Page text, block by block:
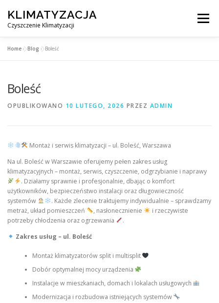
treści
KLIMATYZACJA
Czyszczenie Klimatyzacji
Menu
OBSŁUGIWANE MIASTA POD WARSZAWĄ
Home »Blog »Boleść
Boleść
OPUBLIKOWANO 10 LUTEGO, 2026 PRZEZ ADMIN
Montaż i serwis klimatyzacji – ul. Boleść, Warszawa
Na ul. Boleść w Warszawie oferujemy pełen zakres usług
klimatyzacyjnych – montaż, serwis, czyszczenie, odgrzybianie i naprawy
. Działamy sprawnie i profesjonalnie, dbając o komfort
użytkowników, bezpieczeństwo instalacji oraz długowieczność
systemów
. Każde zlecenie traktujemy indywidualnie – sprawdzamy
metraż, układ pomieszczeń
, nasłonecznienie
i rzeczywiste
potrzeby chłodzenia oraz ogrzewania
.
Zakres usług – ul. Boleść
Montaż klimatyzatorów split i multisplit
Dobór optymalnej mocy urządzenia
Instalacje w mieszkaniach, domach i lokalach usługowych
Modernizacja i rozbudowa istniejących systemów